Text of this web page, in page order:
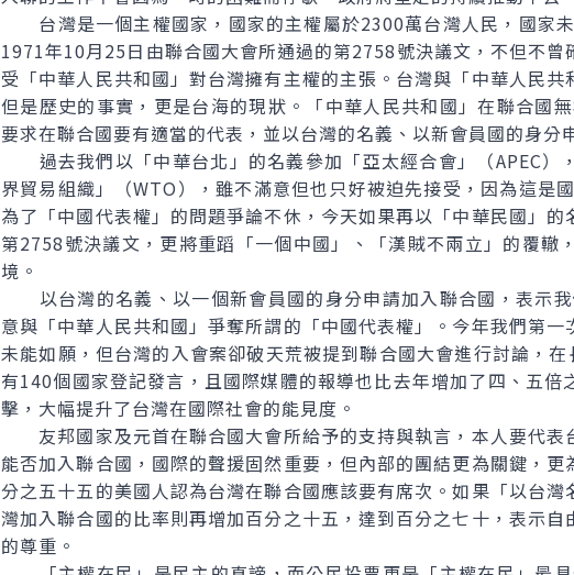
台灣是一個主權國家，國家的主權屬於2300萬台灣人民，國家
1971年10月25日由聯合國大會所通過的第2758號決議文，不但不
受「中華人民共和國」對台灣擁有主權的主張。台灣與「中華人民
但是歷史的事實，更是台海的現狀。「中華人民共和國」在聯合國
要求在聯合國要有適當的代表，並以台灣的名義、以新會員國的身分
過去我們以「中華台北」的名義參加「亞太經合會」（APEC）
界貿易組織」（WTO），雖不滿意但也只好被迫先接受，因為這是
為了「中國代表權」的問題爭論不休，今天如果再以「中華民國」
第2758號決議文，更將重蹈「一個中國」、「漢賊不兩立」的覆轍
境。
以台灣的名義、以一個新會員國的身分申請加入聯合國，表示
意與「中華人民共和國」爭奪所謂的「中國代表權」。今年我們第
未能如願，但台灣的入會案卻破天荒被提到聯合國大會進行討論，
有140個國家登記發言，且國際媒體的報導也比去年增加了四、五
擊，大幅提升了台灣在國際社會的能見度。
友邦國家及元首在聯合國大會所給予的支持與執言，本人要代表
能否加入聯合國，國際的聲援固然重要，但內部的團結更為關鍵，
分之五十五的美國人認為台灣在聯合國應該要有席次。如果「以台
灣加入聯合國的比率則再增加百分之十五，達到百分之七十，表示
的尊重。